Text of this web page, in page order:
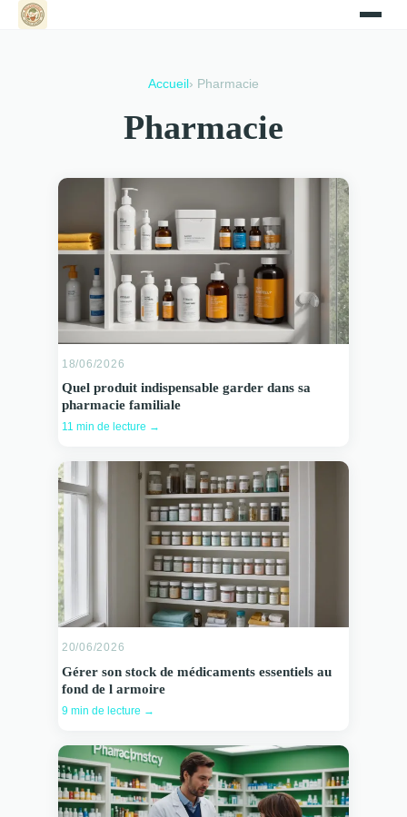
Accueil › Pharmacie
Pharmacie
18/06/2026
Quel produit indispensable garder dans sa
pharmacie familiale
11 min de lecture →
20/06/2026
Gérer son stock de médicaments essentiels au
fond de l armoire
9 min de lecture →